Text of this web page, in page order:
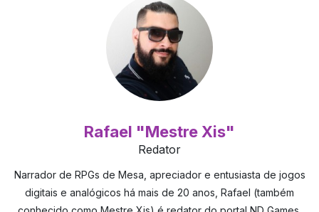
Rafael "Mestre Xis"
Redator
Narrador de RPGs de Mesa, apreciador e entusiasta de jogos
digitais e analógicos há mais de 20 anos, Rafael (também